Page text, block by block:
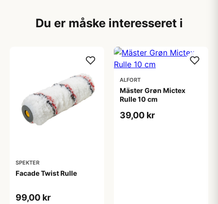
Du er måske interesseret i
SPEKTER
Facade Twist Rulle
99,00 kr
ALFORT
Mäster Grøn Mictex
Rulle 10 cm
39,00 kr